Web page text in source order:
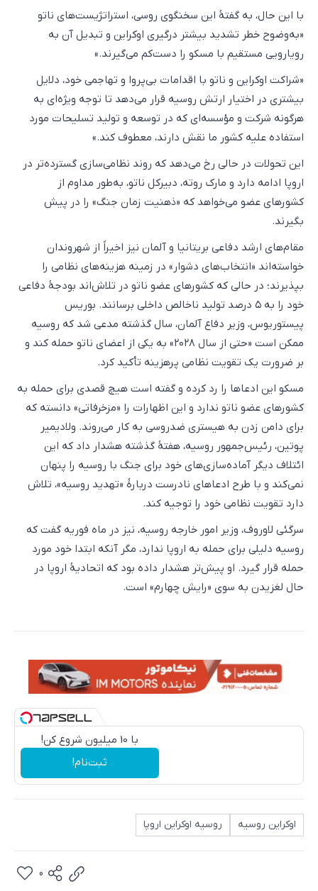
با این حال، به گفتهٔ این سخنگوی روسی، استراتژیست‌های ناتو
«به‌وضوح خطر تشدید بیشتر درگیری اوکراین و تبدیل آن به
رویارویی مستقیم با مسکو را دست‌کم می‌گیرند.»
«شراکت اوکراین و ناتو با اقدامات بی‌پروا و تهاجمی خود، دلایل
بیشتری در اختیار ارتش روسیه قرار می‌دهد تا توجه ویژه‌ای به
هرگونه شرکت و مؤسسه‌ای که در توسعه و تولید تسلیحات مورد
استفاده علیه کشور ما نقش دارند، معطوف کند.»
این تحولات در حالی رخ می‌دهد که روند نظامی‌سازی گسترده‌تر در
اروپا ادامه دارد و مارک روته، دبیرکل ناتو، به‌طور مداوم از
کشورهای عضو می‌خواهد که «ذهنیت زمان جنگ» را در پیش
بگیرند.
مقام‌های ارشد دفاعی بریتانیا و آلمان نیز اخیراً از شهروندان
خواسته‌اند «انتخاب‌های دشوار» در زمینه هزینه‌های نظامی را
بپذیرند؛ در حالی که کشورهای عضو ناتو در تلاش‌اند بودجهٔ دفاعی
خود را به ۵ درصد تولید ناخالص داخلی برسانند. بوریس
پیستوریوس، وزیر دفاع آلمان، سال گذشته مدعی شد که روسیه
ممکن است «حتی از سال ۲۰۲۸» به یکی از اعضای ناتو حمله کند و
بر ضرورت یک تقویت نظامی پرهزینه تأکید کرد.
مسکو این ادعاها را رد کرده و گفته است هیچ قصدی برای حمله به
کشورهای عضو ناتو ندارد و این اظهارات را «مزخرفاتی» دانسته که
برای دامن زدن به هیستری ضدروسی به کار می‌روند. ولادیمیر
پوتین، رئیس‌جمهور روسیه، هفتهٔ گذشته هشدار داد که این
ائتلاف دیگر آماده‌سازی‌های خود برای جنگ با روسیه را پنهان
نمی‌کند و با طرح ادعاهای نادرست دربارهٔ «تهدید روسیه»، تلاش
دارد تقویت نظامی خود را توجیه کند.
سرگئی لاوروف، وزیر امور خارجه روسیه، نیز در ماه فوریه گفت که
روسیه دلیلی برای حمله به اروپا ندارد، مگر آنکه ابتدا خود مورد
حمله قرار گیرد. او پیش‌تر هشدار داده بود که اتحادیهٔ اروپا در
حال لغزیدن به سوی «رایش چهارم» است.
با 10 میلیون شروع کن!
ثبت‌نام!
اوکراین روسیه روسیه اوکراین اروپا
0